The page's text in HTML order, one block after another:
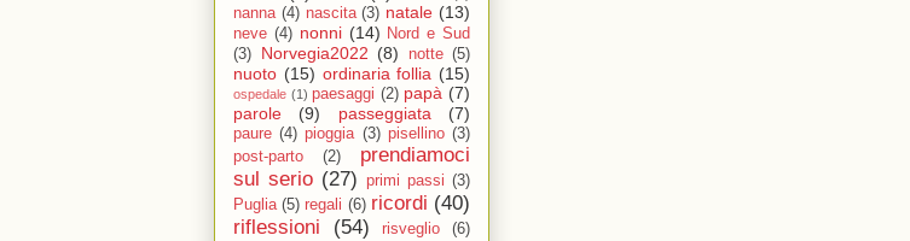
nanna (4) nascita (3) natale (13)
neve (4) nonni (14) Nord e Sud
(3)
Norvegia2022 (8) notte (5)
nuoto (15) ordinaria follia (15)
ospedale (1) paesaggi (2) papà (7)
parole
(9) passeggiata (7)
paure (4) pioggia (3) pisellino (3)
post-parto
(2)
prendiamoci
sul serio (27) primi passi (3)
Puglia (5) regali (6) ricordi (40)
riflessioni
(54) risveglio (6)